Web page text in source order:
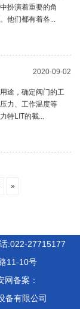
扮演着重要的角
他们都有着各...
2020-09-02
途，确定阀门的工
力、工作温度等
特LIT的截...
»
:022-27715177
11-10号
网备案：
备有限公司